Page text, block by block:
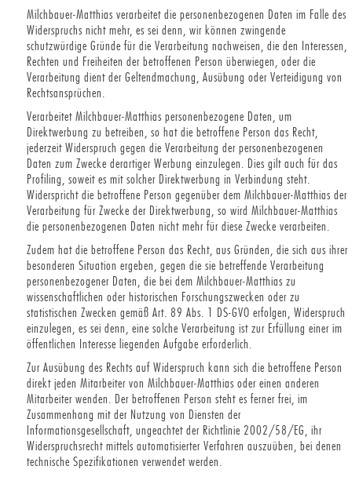
Milchbauer-Matthias verarbeitet die personenbezogenen Daten im Falle des
Widerspruchs nicht mehr, es sei denn, wir können zwingende
schutzwürdige Gründe für die Verarbeitung nachweisen, die den Interessen,
Rechten und Freiheiten der betroffenen Person überwiegen, oder die
Verarbeitung dient der Geltendmachung, Ausübung oder Verteidigung von
Rechtsansprüchen.
Verarbeitet Milchbauer-Matthias personenbezogene Daten, um
Direktwerbung zu betreiben, so hat die betroffene Person das Recht,
jederzeit Widerspruch gegen die Verarbeitung der personenbezogenen
Daten zum Zwecke derartiger Werbung einzulegen. Dies gilt auch für das
Profiling, soweit es mit solcher Direktwerbung in Verbindung steht.
Widerspricht die betroffene Person gegenüber dem Milchbauer-Matthias der
Verarbeitung für Zwecke der Direktwerbung, so wird Milchbauer-Matthias
die personenbezogenen Daten nicht mehr für diese Zwecke verarbeiten.
Zudem hat die betroffene Person das Recht, aus Gründen, die sich aus ihrer
besonderen Situation ergeben, gegen die sie betreffende Verarbeitung
personenbezogener Daten, die bei dem Milchbauer-Matthias zu
wissenschaftlichen oder historischen Forschungszwecken oder zu
statistischen Zwecken gemäß Art. 89 Abs. 1 DS-GVO erfolgen, Widerspruch
einzulegen, es sei denn, eine solche Verarbeitung ist zur Erfüllung einer im
öffentlichen Interesse liegenden Aufgabe erforderlich.
Zur Ausübung des Rechts auf Widerspruch kann sich die betroffene Person
direkt jeden Mitarbeiter von Milchbauer-Matthias oder einen anderen
Mitarbeiter wenden. Der betroffenen Person steht es ferner frei, im
Zusammenhang mit der Nutzung von Diensten der
Informationsgesellschaft, ungeachtet der Richtlinie 2002/58/EG, ihr
Widerspruchsrecht mittels automatisierter Verfahren auszuüben, bei denen
technische Spezifikationen verwendet werden.